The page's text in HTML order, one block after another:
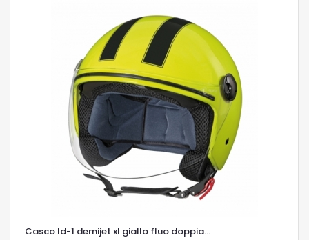
Casco ld-1 demijet xl giallo fluo doppia...